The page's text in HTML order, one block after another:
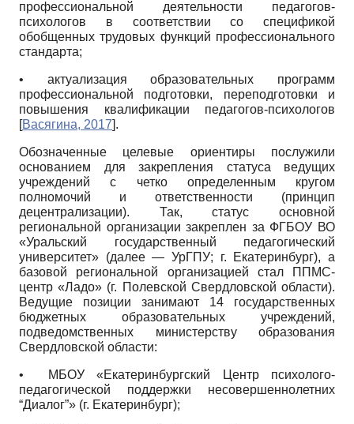
профессиональной деятельности педагогов-
психологов в соответствии со спецификой
обобщенных трудовых функций профессионального
стандарта;
• актуализация образовательных программ
профессиональной подготовки, переподготовки и
повышения квалификации педагогов-психологов
[Васягина, 2017].
Обозначенные целевые ориентиры послужили
основанием для закрепления статуса ведущих
учреждений с четко определенным кругом
полномочий и ответственности (принцип
децентрализации). Так, статус основной
региональной организации закреплен за ФГБОУ ВО
«Уральский государственный педагогический
университет» (далее — УрГПУ; г. Екатеринбург), а
базовой региональной организацией стал ППМС-
центр «Ладо» (г. Полевской Свердловской области).
Ведущие позиции занимают 14 государственных
бюджетных образовательных учреждений,
подведомственных министерству образования
Свердловской области:
• МБОУ «Екатеринбургский Центр психолого-
педагогической поддержки несовершеннолетних
“Диалог”» (г. Екатеринбург);